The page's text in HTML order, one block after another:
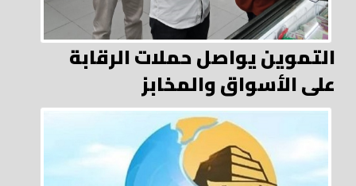
التموين يواصل حملات الرقابة
على الأسواق والمخابز